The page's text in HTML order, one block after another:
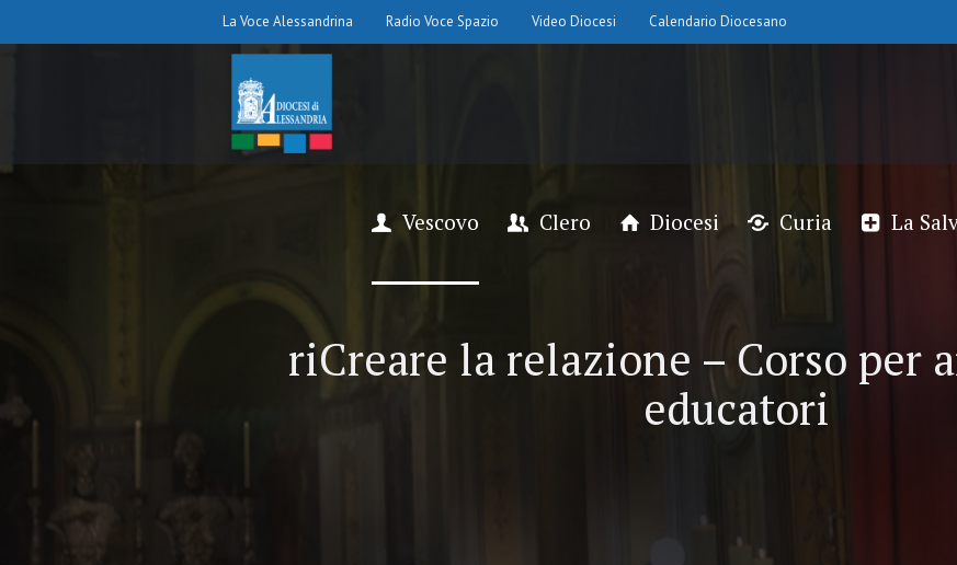
La Voce Alessandrina Radio Voce Spazio Video Diocesi Calendario Diocesano
Vescovo Clero Diocesi Curia La
riCreare la relazione – Corso per
educatori